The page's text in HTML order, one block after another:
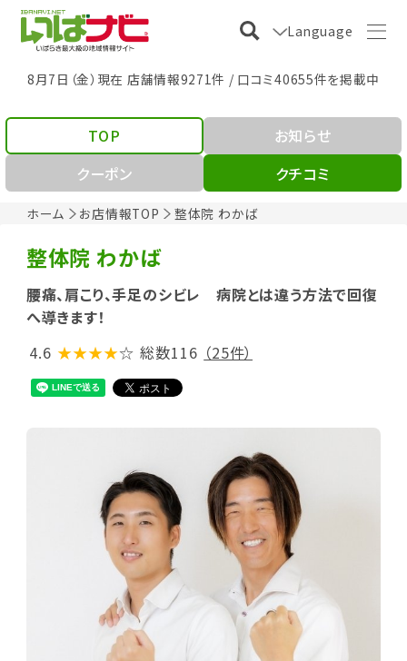
Language
8月7日（金）現在 店舗情報9271件 / 口コミ40655件を掲載中
ホーム お店情報TOP 整体院 わかば
TOP
お知らせ
クーポン
クチコミ
整体院 わかば
腰痛、肩こり、手足のシビレ 病院とは違う方法で回復
へ導きます！
4.6 ★★★★☆ 総数116 （25件）